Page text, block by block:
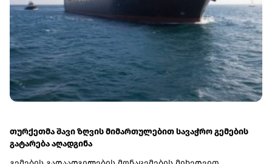
თურქეთმა შავი ზღვის მიმართულებით სავაჭრო გემების
გატარება აღადგინა